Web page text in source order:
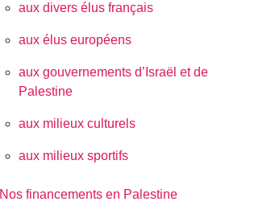
aux divers élus français
aux élus européens
aux gouvernements d’Israël et de
Palestine
aux milieux culturels
aux milieux sportifs
Nos financements en Palestine